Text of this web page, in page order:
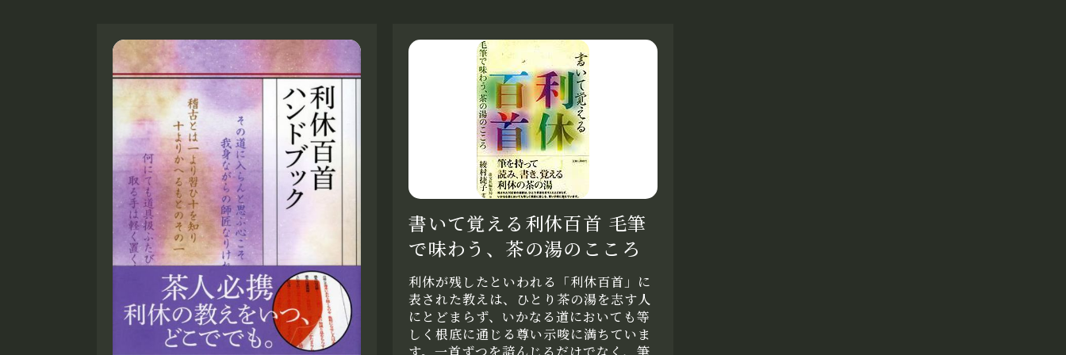
書いて覚える利休百首 毛筆
で味わう、茶の湯のこころ
利休が残したといわれる「利休百首」に
表された教えは、ひとり茶の湯を志す人
にとどまらず、いかなる道においても等
しく根底に通じる尊い示唆に満ちていま
す。一首ずつを諳んじるだけでなく、筆